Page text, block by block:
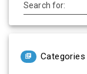
Search for:
Categories